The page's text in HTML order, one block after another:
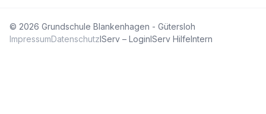
© 2026 Grundschule Blankenhagen - Gütersloh
ImpressumDatenschutzIServ – LoginIServ HilfeIntern